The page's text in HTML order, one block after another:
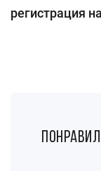
регистрация